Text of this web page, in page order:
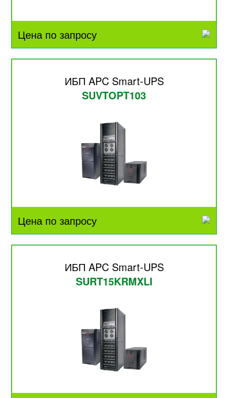
Цена по запросу
ИБП APC Smart-UPS
SUVTOPT103
Цена по запросу
ИБП APC Smart-UPS
SURT15KRMXLI